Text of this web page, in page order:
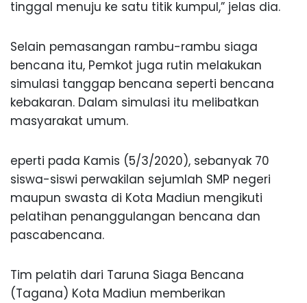
tinggal menuju ke satu titik kumpul,” jelas dia.
Selain pemasangan rambu-rambu siaga
bencana itu, Pemkot juga rutin melakukan
simulasi tanggap bencana seperti bencana
kebakaran. Dalam simulasi itu melibatkan
masyarakat umum.
eperti pada Kamis (5/3/2020), sebanyak 70
siswa-siswi perwakilan sejumlah SMP negeri
maupun swasta di Kota Madiun mengikuti
pelatihan penanggulangan bencana dan
pascabencana.
Tim pelatih dari Taruna Siaga Bencana
(Tagana) Kota Madiun memberikan